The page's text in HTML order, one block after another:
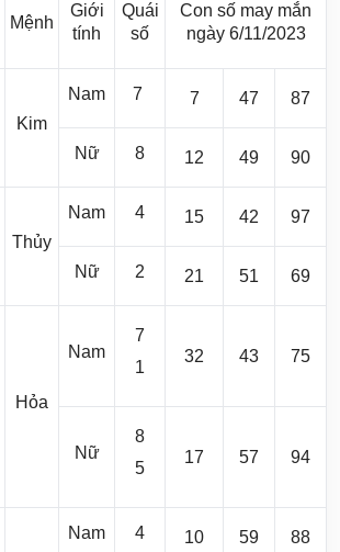
Mệnh
Giới
tính
Quái
số
Con số may mắn
ngày 6/11/2023
Kim
Nam 7 7 47 87
Nữ 8 12 49 90
Thủy
Nam 4 15 42 97
Nữ 2 21 51 69
Hỏa
Nam
7
1
32 43 75
Nữ
8
5
17 57 94
Nam 4 10 59 88